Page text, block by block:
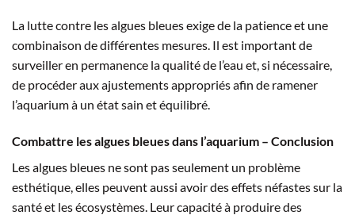
La lutte contre les algues bleues exige de la patience et une
combinaison de différentes mesures. Il est important de
surveiller en permanence la qualité de l’eau et, si nécessaire,
de procéder aux ajustements appropriés afin de ramener
l’aquarium à un état sain et équilibré.
Combattre les algues bleues dans l’aquarium – Conclusion
Les algues bleues ne sont pas seulement un problème
esthétique, elles peuvent aussi avoir des effets néfastes sur la
santé et les écosystèmes. Leur capacité à produire des